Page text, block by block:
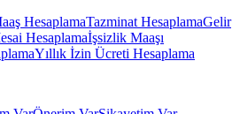
HesaplamaTazminat HesaplamaGelir
Hesaplamaİşsizlik Maaşı
Yıllık İzin Ücreti Hesaplama